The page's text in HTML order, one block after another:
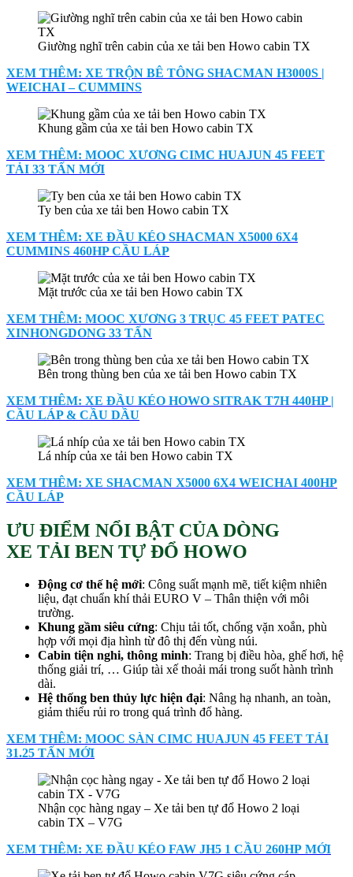
Giường nghĩ trên cabin của xe tải ben Howo cabin TX
XEM THÊM: XE TRỘN BÊ TÔNG SHACMAN H3000S |
WEICHAI – CUMMINS
Khung gầm của xe tải ben Howo cabin TX
XEM THÊM: MOOC XƯƠNG CIMC HUAJUN 45 FEET
TẢI 33 TẤN MỚI
Ty ben của xe tải ben Howo cabin TX
XEM THÊM: XE ĐẦU KÉO SHACMAN X5000 6X4
CUMMINS 460HP CẦU LÁP
Mặt trước của xe tải ben Howo cabin TX
XEM THÊM: MOOC XƯƠNG 3 TRỤC 45 FEET PATEC
XINHONGDONG 33 TẤN
Bên trong thùng ben của xe tải ben Howo cabin TX
XEM THÊM: XE ĐẦU KÉO HOWO SITRAK T7H 440HP |
CẦU LÁP & CẦU DẦU
Lá nhíp của xe tải ben Howo cabin TX
XEM THÊM: XE SHACMAN X5000 6X4 WEICHAI 400HP
CẦU LÁP
ƯU ĐIỂM NỔI BẬT CỦA DÒNG
XE TẢI BEN TỰ ĐỔ HOWO
Động cơ thế hệ mới: Công suất mạnh mẽ, tiết kiệm nhiên
liệu, đạt chuẩn khí thải EURO V – Thân thiện với môi
trường.
Khung gầm siêu cứng: Chịu tải tốt, chống vặn xoắn, phù
hợp với mọi địa hình từ đô thị đến vùng núi.
Cabin tiện nghi, thông minh: Trang bị điều hòa, ghế hơi, hệ
thống giải trí, … Giúp tài xế thoải mái trong suốt hành trình
dài.
Hệ thống ben thủy lực hiện đại: Nâng hạ nhanh, an toàn,
giảm thiểu rủi ro trong quá trình đổ hàng.
XEM THÊM: MOOC SÀN CIMC HUAJUN 45 FEET TẢI
31.25 TẤN MỚI
Nhận cọc hàng ngay – Xe tải ben tự đổ Howo 2 loại
cabin TX – V7G
XEM THÊM: XE ĐẦU KÉO FAW JH5 1 CẦU 260HP MỚI